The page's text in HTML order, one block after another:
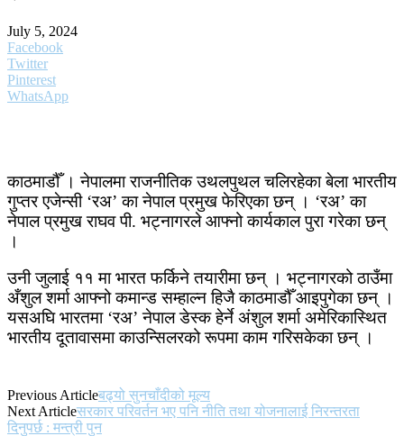
July 5, 2024
Facebook
Twitter
Pinterest
WhatsApp
काठमाडौँ । नेपालमा राजनीतिक उथलपुथल चलिरहेका बेला भारतीय
गुप्तर एजेन्सी ‘रअ’ का नेपाल प्रमुख फेरिएका छन् । ‘रअ’ का
नेपाल प्रमुख राघव पी. भट्नागरले आफ्नो कार्यकाल पुरा गरेका छन्
।
उनी जुलाई ११ मा भारत फर्किने तयारीमा छन् । भट्नागरको ठाउँमा
अँशुल शर्मा आफ्नो कमान्ड सम्हाल्न हिजै काठमाडौँ आइपुगेका छन् ।
यसअघि भारतमा ‘रअ’ नेपाल डेस्क हेर्ने अंशुल शर्मा अमेरिकास्थित
भारतीय दूतावासमा काउन्सिलरको रूपमा काम गरिसकेका छन् ।
Previous Articleबढ्यो सुनचाँदीको मूल्य
Next Articleसरकार परिवर्तन भए पनि नीति तथा योजनालाई निरन्तरता
दिनुपर्छ : मन्त्री पुन